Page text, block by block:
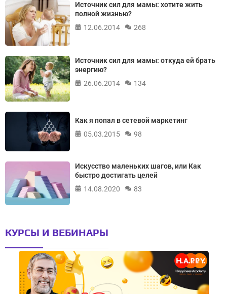
Источник сил для мамы: хотите жить
полной жизнью?
12.06.2014
268
Источник сил для мамы: откуда ей брать
энергию?
26.06.2014
134
Как я попал в сетевой маркетинг
05.03.2015
98
Искусство маленьких шагов, или Как
быстро достигать целей
14.08.2020
83
КУРСЫ И ВЕБИНАРЫ